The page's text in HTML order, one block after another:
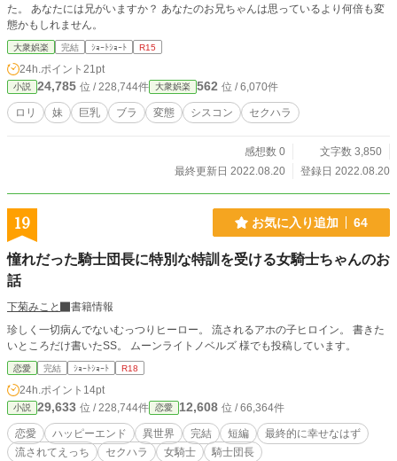
た。 あなたには兄がいますか？ あなたのお兄ちゃんは思っているより何倍も変
態かもしれません。
大衆娯楽 完結 ｼｮｰﾄｼｮｰﾄ R15
24h.ポイント 21pt
小説 24,785 位 / 228,744件 大衆娯楽 562 位 / 6,070件
ロリ 妹 巨乳 ブラ 変態 シスコン セクハラ
感想数 0
文字数 3,850
最終更新日 2022.08.20
登録日 2022.08.20
19 お気に入り追加 64
憧れだった騎士団長に特別な特訓を受ける女騎士ちゃんのお
話
下菊みこと
書籍情報
珍しく一切病んでないむっつりヒーロー。 流されるアホの子ヒロイン。 書きた
いところだけ書いたSS。 ムーンライトノベルズ 様でも投稿しています。
恋愛 完結 ｼｮｰﾄｼｮｰﾄ R18
24h.ポイント 14pt
小説 29,633 位 / 228,744件 恋愛 12,608 位 / 66,364件
恋愛 ハッピーエンド 異世界 完結 短編
最終的に幸せなはず
流されてえっち
セクハラ 女騎士 騎士団長